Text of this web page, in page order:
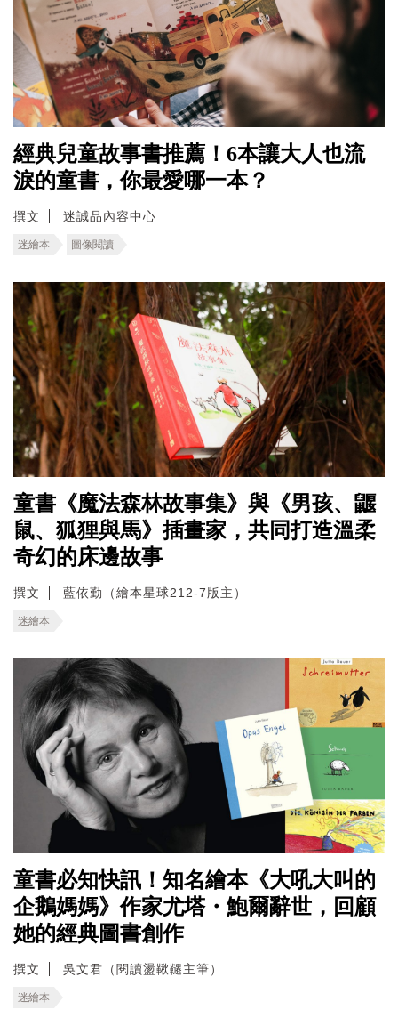
經典兒童故事書推薦！6本讓大人也流
淚的童書，你最愛哪一本？
撰文 迷誠品內容中心
迷繪本 圖像閱讀
童書《魔法森林故事集》與《男孩、鼴
鼠、狐狸與馬》插畫家，共同打造溫柔
奇幻的床邊故事
撰文 藍依勤（繪本星球212-7版主）
迷繪本
童書必知快訊！知名繪本《大吼大叫的
企鵝媽媽》作家尤塔・鮑爾辭世，回顧
她的經典圖書創作
撰文 吳文君（閱讀盪鞦韆主筆）
迷繪本